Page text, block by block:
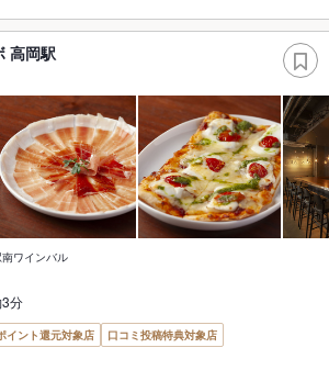
高岡駅
ワインバル
分
イント還元対象店
口コミ投稿特典対象店